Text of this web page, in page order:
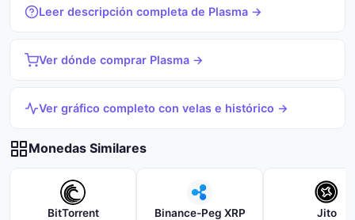
Leer descripción completa de Plasma →
Ver dónde comprar Plasma →
Ver gráfico completo con velas e histórico →
Monedas Similares
BitTorrent Binance-Peg XRP Jito